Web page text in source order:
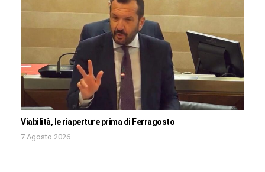
Viabilità, le riaperture prima di Ferragosto
7 Agosto 2026